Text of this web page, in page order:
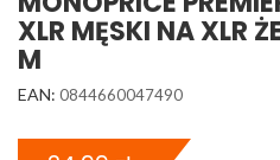
XLR MĘSKI NA XLR
M
EAN: 0844660047490